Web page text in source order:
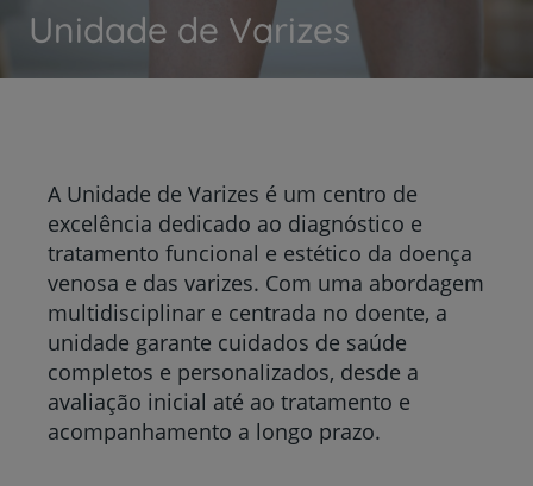
CUF Academic Center
Unidade de Varizes
A Unidade de Varizes é um centro de
excelência dedicado ao diagnóstico e
tratamento funcional e estético da doença
venosa e das varizes. Com uma abordagem
multidisciplinar e centrada no doente, a
unidade garante cuidados de saúde
completos e personalizados, desde a
avaliação inicial até ao tratamento e
acompanhamento a longo prazo.